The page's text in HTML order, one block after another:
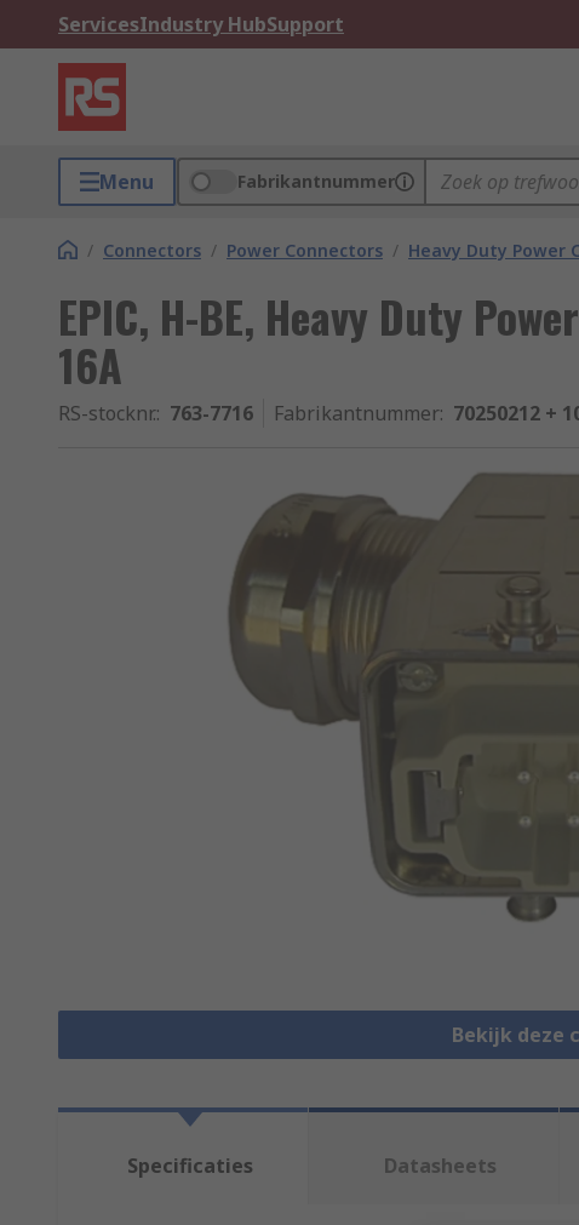
ServicesIndustry HubSupport
Menu Fabrikantnummer
/ Connectors / Power Connectors / Heavy Duty Power
EPIC, H-BE, Heavy Duty
16A
RS-stocknr.: 763-7716 Fabrikantnummer: 70250212 +
Bekijk deze
Specificaties Datasheets